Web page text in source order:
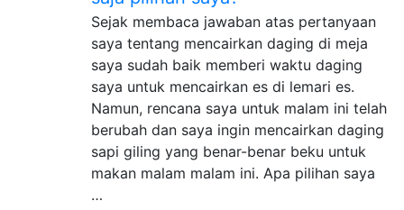
Sejak membaca jawaban atas pertanyaan
saya tentang mencairkan daging di meja
saya sudah baik memberi waktu daging
saya untuk mencairkan es di lemari es.
Namun, rencana saya untuk malam ini telah
berubah dan saya ingin mencairkan daging
sapi giling yang benar-benar beku untuk
makan malam malam ini. Apa pilihan saya
…